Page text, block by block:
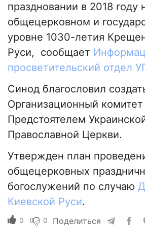
праздновании в 2018 году
общецерковном и
уровне 1030-летия
Руси, сообщает
просветительский отдел
Синод благословил
Организационный комитет
Предстоятелем
Православной Церкви.
Утвержден план
общецерковных
богослужений по случаю
Киевской Руси.
0 0 Поделиться